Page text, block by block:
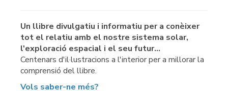
Un llibre divulgatiu i informatiu per a conèixer
tot el relatiu amb el nostre sistema solar,
l'exploració espacial i el seu futur...
Centenars d'il·lustracions a l'interior per a millorar la
comprensió del llibre.
Vols saber-ne més?